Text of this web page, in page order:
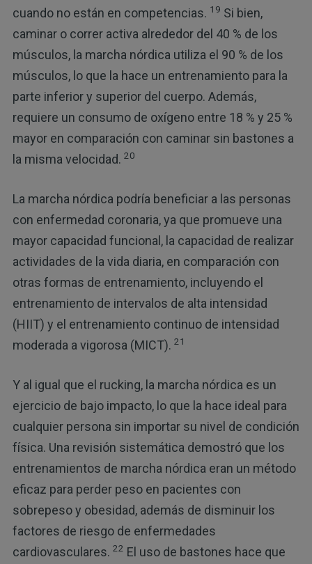
cuando no están en competencias. 19 Si bien,
caminar o correr activa alrededor del 40 % de los
músculos, la marcha nórdica utiliza el 90 % de los
músculos, lo que la hace un entrenamiento para la
parte inferior y superior del cuerpo. Además,
requiere un consumo de oxígeno entre 18 % y 25 %
mayor en comparación con caminar sin bastones a
la misma velocidad. 20
La marcha nórdica podría beneficiar a las personas
con enfermedad coronaria, ya que promueve una
mayor capacidad funcional, la capacidad de realizar
actividades de la vida diaria, en comparación con
otras formas de entrenamiento, incluyendo el
entrenamiento de intervalos de alta intensidad
(HIIT) y el entrenamiento continuo de intensidad
moderada a vigorosa (MICT). 21
Y al igual que el rucking, la marcha nórdica es un
ejercicio de bajo impacto, lo que la hace ideal para
cualquier persona sin importar su nivel de condición
física. Una revisión sistemática demostró que los
entrenamientos de marcha nórdica eran un método
eficaz para perder peso en pacientes con
sobrepeso y obesidad, además de disminuir los
factores de riesgo de enfermedades
cardiovasculares. 22 El uso de bastones hace que